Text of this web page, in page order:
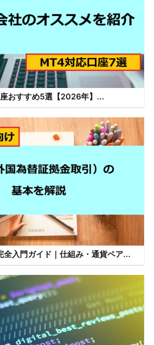
おすすめ5選【2026年】...
全入門ガイド｜仕組み・通貨ペア...